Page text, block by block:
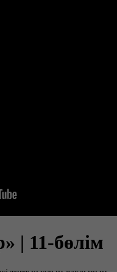
| 11-бөлім